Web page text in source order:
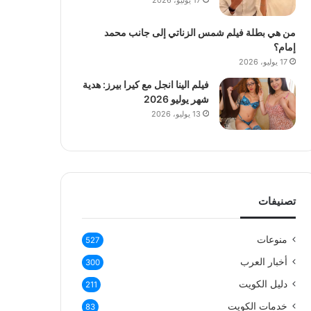
من هي بطلة فيلم شمس الزناتي إلى جانب محمد
إمام؟
17 يوليو، 2026
فيلم الينا انجل مع كيرا بيرز: هدية
شهر يوليو 2026
13 يوليو، 2026
تصنيفات
منوعات 527
أخبار العرب 300
دليل الكويت 211
خدمات الكويت 83